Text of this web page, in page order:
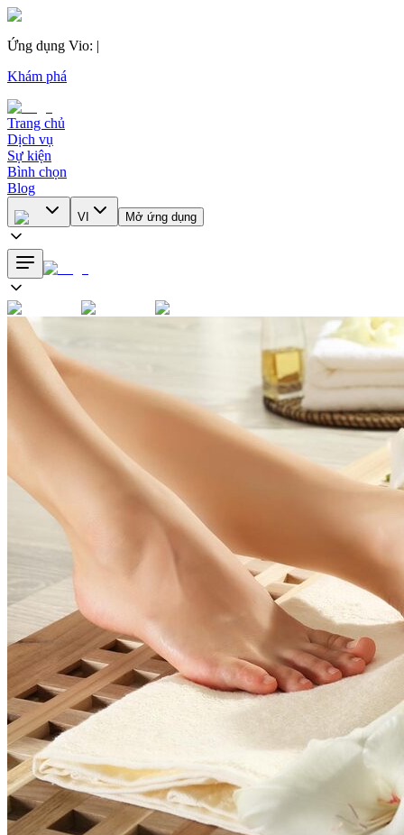
Ứng dụng Vio: |
Khám phá
Trang chủ
Dịch vụ
Sự kiện
Bình chọn
Blog
VI Mở ứng dụng